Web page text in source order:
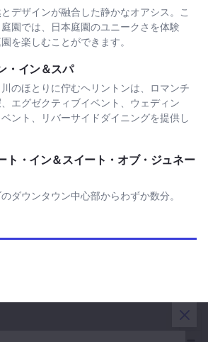
デザインが融合した静かなオアシス。こ
園では、日本庭園のユニークさを体験
を楽しむことができます。
・イン＆スパ
のほとりに佇むヘリントンは、ロマンチ
エグゼクティブイベント、ウェディン
ント、リバーサイドダイニングを提供し
スパを表示
ト・イン＆スイート・オブ・ジュネー
ダウンタウン中心部からわずか数分。
＆スイート・オブ・ジュネーブを表示
を閉じる
る
る